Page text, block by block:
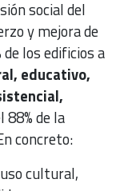
social del
y mejora de
los edificios a
educativo,
de la
concreto:
cultural,